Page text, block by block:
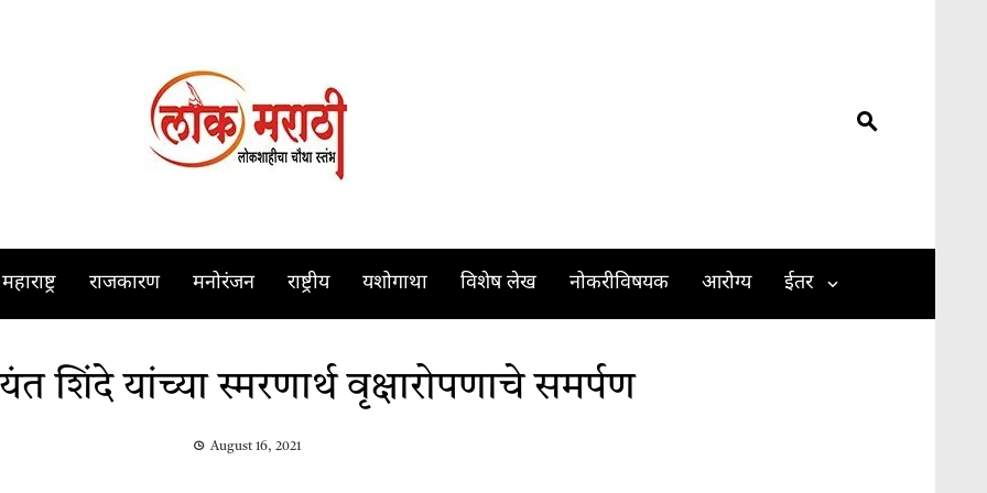
महाराष्ट्र राजकारण मनोरंजन राष्ट्रीय यशोगाथा विशेष लेख नोकरीविषयक आरोग्य ईतर
शिंदे यांच्या स्मरणार्थ वृक्षारोपणाचे समर्पण
August 16, 2021